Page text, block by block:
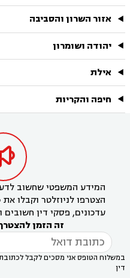
אזור השרון והסביבה
יהודה ושומרון
אילת
חיפה והקריות
המידע המשפטי שחשוב
הצטרפו לניוזלטר וקבלו
עדכונים, פסקי דין חשובים
זה הזמן
במשלוח הטופס אני מסכים לקבל
דין